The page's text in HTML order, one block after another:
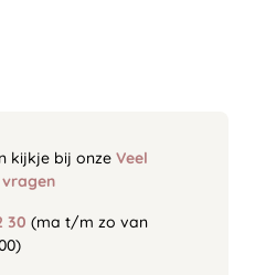
kijkje bij onze Veel
30 (ma t/m zo van